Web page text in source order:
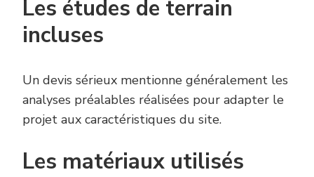
Les études de terrain
incluses
Un devis sérieux mentionne généralement les
analyses préalables réalisées pour adapter le
projet aux caractéristiques du site.
Les matériaux utilisés